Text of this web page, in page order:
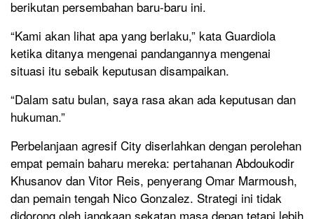
berikutan persembahan baru-baru ini.
“Kami akan lihat apa yang berlaku,” kata Guardiola
ketika ditanya mengenai pandangannya mengenai
situasi itu sebaik keputusan disampaikan.
“Dalam satu bulan, saya rasa akan ada keputusan dan
hukuman.”
Perbelanjaan agresif City diserlahkan dengan perolehan
empat pemain baharu mereka: pertahanan Abdoukodir
Khusanov dan Vitor Reis, penyerang Omar Marmoush,
dan pemain tengah Nico Gonzalez. Strategi ini tidak
didorong oleh jangkaan sekatan masa depan tetapi lebih